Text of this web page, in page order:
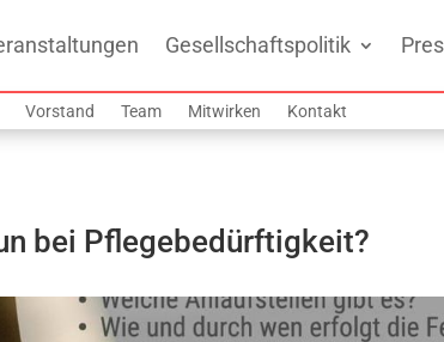
Gesellschaftspolitik
Vorstand Team Mitwirken Kontakt
bei Pflegebedürftigkeit?